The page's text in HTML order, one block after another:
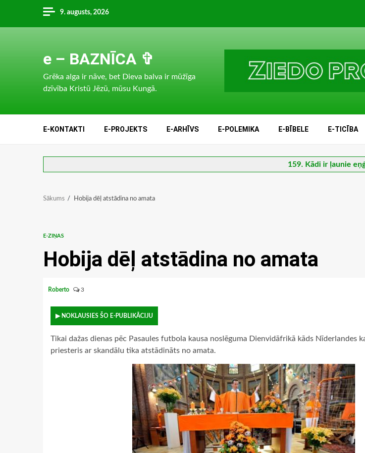
content
9. augusts, 2026
e – BAZNĪCA ✞
Grēka alga ir nāve, bet Dieva balva ir mūžīga
dzīvība Kristū Jēzū, mūsu Kungā.
E-KONTAKTI E-PROJEKTS E-ARHĪVS E-POLEMIKA E-BĪBELE E-TICĪBA
159. Kādi ir ļaunie
Sākums Hobija dēļ atstādina no amata
E-ZIŅAS
Hobija dēļ atstādina no amata
Roberto 3
▶ NOKLAUSIES ŠO E-PUBLIKĀCIJU
Tikai dažas dienas pēc Pasaules futbola kausa noslēguma Dienvidāfrikā kāds Nīderlandes
priesteris ar skandālu tika atstādināts no amata.